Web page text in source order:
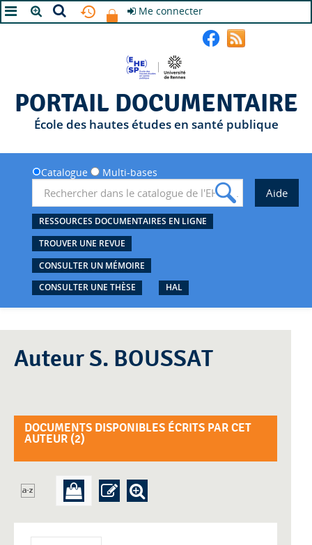
Me connecter
PORTAIL DOCUMENTAIRE
École des hautes études en santé publique
Catalogue Multi-bases
RESSOURCES DOCUMENTAIRES EN LIGNE
TROUVER UNE REVUE
CONSULTER UN MÉMOIRE
CONSULTER UNE THÈSE
HAL
Auteur S. BOUSSAT
DOCUMENTS DISPONIBLES ÉCRITS PAR CET
AUTEUR (2)